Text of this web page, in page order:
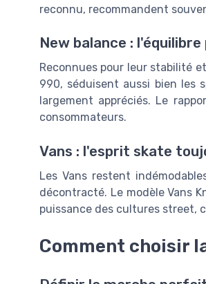
reconnu, recommandent
New balance :
Reconnues pour leur stabilité
990, séduisent aussi bien les
largement appréciés. Le
consommateurs.
Vans : l'esprit skate
Les Vans restent
décontracté. Le modèle Vans
puissance des cultures street,
Comment choisir